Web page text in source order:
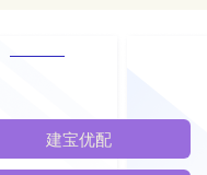
建宝优配